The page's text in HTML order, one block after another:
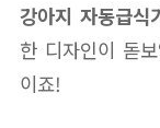
강아지 자동급식
한 디자인이 돋
이죠!